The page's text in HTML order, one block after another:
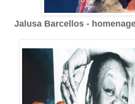
Jalusa Barcellos -